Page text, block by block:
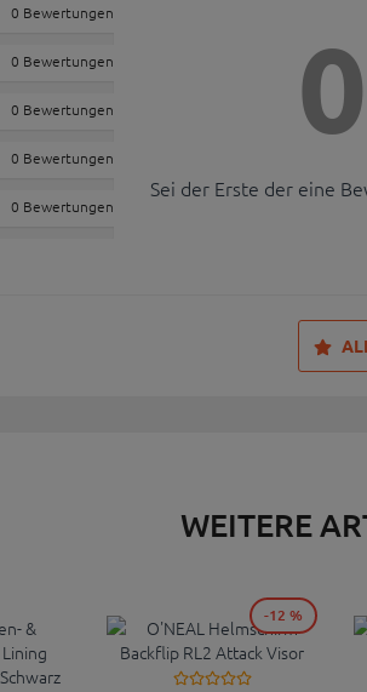
0 Bewertungen
0 Bewertungen
0 Bewertungen
0 Bewertungen
0 Bewertungen
0
Sei der Erste der eine
WEITERE
-12 %